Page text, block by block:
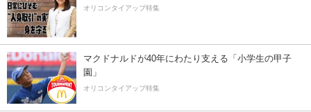
オリコンタイアップ特集
マクドナルドが40年にわたり支える「小学生の甲子
園」
オリコンタイアップ特集